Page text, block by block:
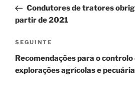
artigos
anterior
Condutores de tratores
partir de 2021
Conteúdo
seguinte
SEGUINTE
Recomendações para o
explorações agrícolas e